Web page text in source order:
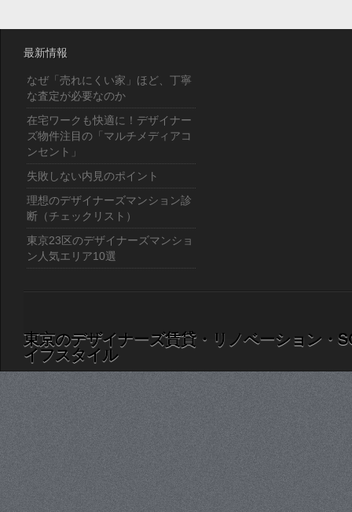
最新情報
なぜ「売れにくい家」ほど、丁寧
な査定が必要なのか
在宅ワークも快適に！デザイナー
ズ物件注目の「マルチメディアコ
ンセント」
失敗しない内見のポイント
理想のデザイナーズマンション診
断（チェックリスト）
東京23区のデザイナーズマンショ
ン人気エリア10選
東京のデザイナーズ賃貸・リノベーション・
イフスタイル